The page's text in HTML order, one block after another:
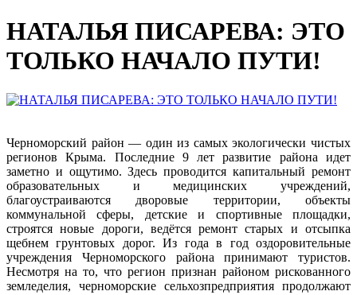
НАТАЛЬЯ ПИСАРЕВА: ЭТО
ТОЛЬКО НАЧАЛО ПУТИ!
Черноморский район — один из самых экологически чистых
регионов Крыма. Последние 9 лет развитие района идет
заметно и ощутимо. Здесь проводится капитальный ремонт
образовательных и медицинских учреждений,
благоустраиваются дворовые территории, объекты
коммунальной сферы, детские и спортивные площадки,
строятся новые дороги, ведётся ремонт старых и отсыпка
щебнем грунтовых дорог. Из года в год оздоровительные
учреждения Черноморского района принимают туристов.
Несмотря на то, что регион признан районом рискованного
земледелия, черноморские сельхозпредприятия продолжают